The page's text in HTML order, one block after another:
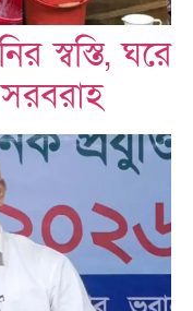
স্বস্তি, ঘরে